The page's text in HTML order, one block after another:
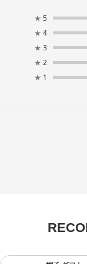
★ 5
★ 4
★ 3
★ 2
★ 1